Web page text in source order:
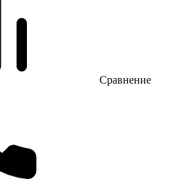
Сравнение